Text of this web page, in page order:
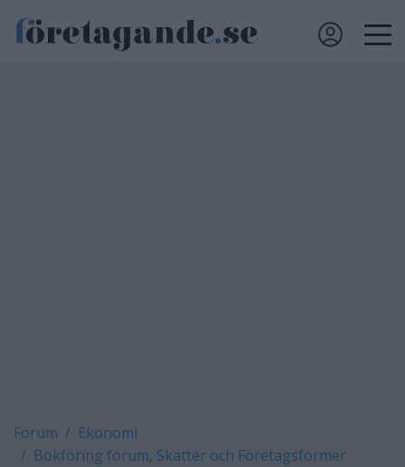
Forum
Ekonomi
Bokföring forum, Skatter och Företagsformer